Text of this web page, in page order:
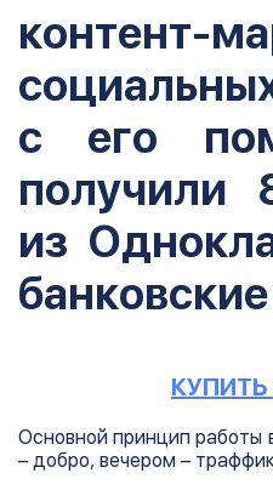
контент-
с его
получили
из
Основной принцип работы
– добро, вечером –